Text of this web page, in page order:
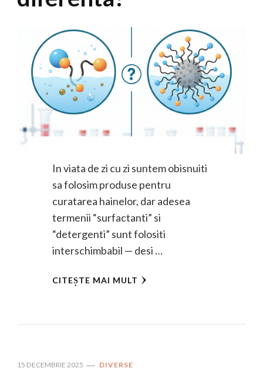
In viata de zi cu zi suntem obisnuiti
sa folosim produse pentru
curatarea hainelor, dar adesea
termenii “surfactanti” si
“detergenti” sunt folositi
interschimbabil — desi …
CITEȘTE MAI MULT
15 DECEMBRIE 2025 DIVERSE